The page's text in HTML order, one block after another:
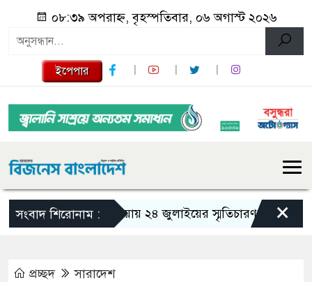
০৮:৩৯ অপরাহ্ন, বৃহস্পতিবার, ০৬ অগাস্ট ২০২৬
ইপেপার
সংবাদ শিরোনাম :গজারিয়ায় ২৪ জুলাইয়ের স্মৃতিচারণ: গুমের ভয়াবহ
×
প্রচ্ছদ সারাদেশ